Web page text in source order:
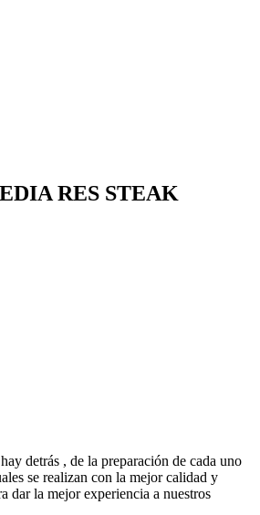
RES STEAK
detrás , de la preparación de cada uno
se realizan con la mejor calidad y
dar la mejor experiencia a nuestros